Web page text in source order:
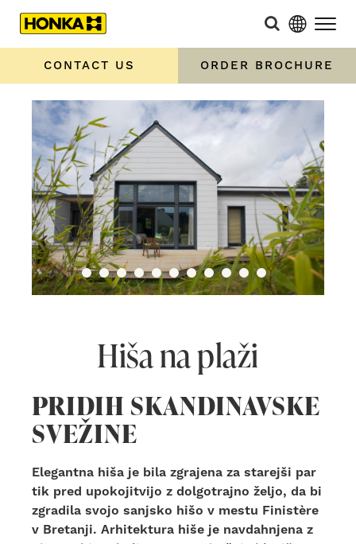
CONTACT US ORDER BROCHURE
Hiša na plaži
PRIDIH SKANDINAVSKE
SVEŽINE
Elegantna hiša je bila zgrajena za starejši par
tik pred upokojitvijo z dolgotrajno željo, da bi
zgradila svojo sanjsko hišo v mestu Finistère
v Bretanji. Arhitektura hiše je navdahnjena z